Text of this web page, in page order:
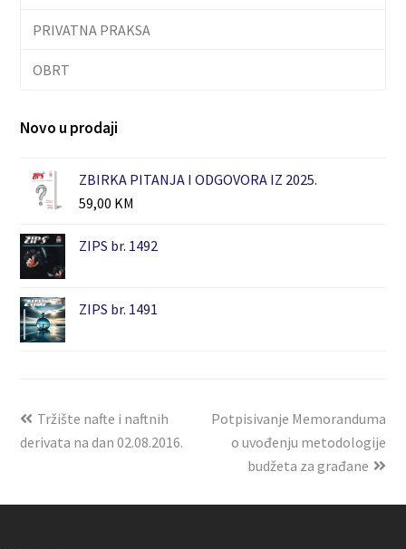
PRIVATNA PRAKSA
OBRT
Novo u prodaji
ZBIRKA PITANJA I ODGOVORA IZ 2025.
59,00 KM
ZIPS br. 1492
ZIPS br. 1491
Tržište nafte i naftnih
derivata na dan 02.08.2016.
Potpisivanje Memoranduma
o uvođenju metodologije
budžeta za građane